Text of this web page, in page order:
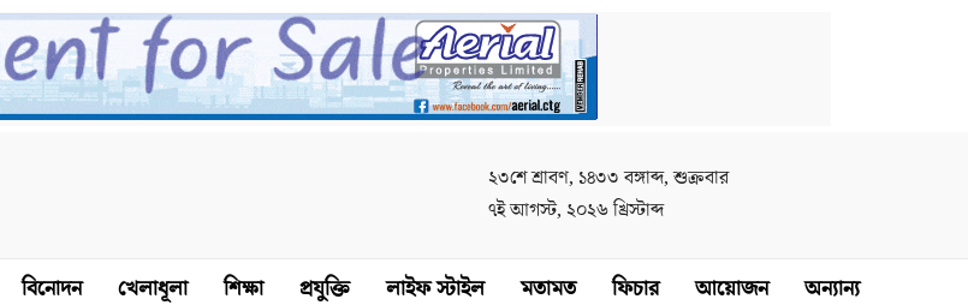
২৩শে শ্রাবণ, ১৪৩৩ বঙ্গাব্দ, শুক্রবার
৭ই আগস্ট, ২০২৬ খ্রিস্টাব্দ
বিনোদন খেলাধূলা শিক্ষা প্রযুক্তি লাইফ স্টাইল মতামত ফিচার আয়োজন অন্যান্য